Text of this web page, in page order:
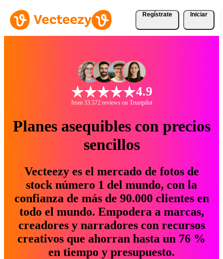
Regístrate Iniciar
4.9
from 33.572 reviews on Trustpilot
Planes asequibles con precios
sencillos
Vecteezy es el mercado de fotos de
stock número 1 del mundo, con la
confianza de más de 90.000 clientes en
todo el mundo. Empodera a marcas,
creadores y narradores con recursos
creativos que ahorran hasta un 76 %
en tiempo y presupuesto.